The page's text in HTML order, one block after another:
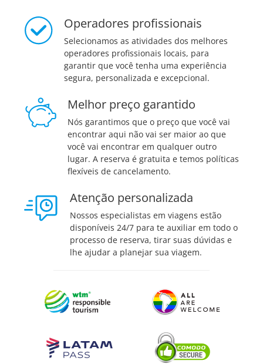
Operadores profissionais
Selecionamos as atividades dos melhores
operadores profissionais locais, para
garantir que você tenha uma experiência
segura, personalizada e excepcional.
Melhor preço garantido
Nós garantimos que o preço que você vai
encontrar aqui não vai ser maior ao que
você vai encontrar em qualquer outro
lugar. A reserva é gratuita e temos políticas
flexíveis de cancelamento.
Atenção personalizada
Nossos especialistas em viagens estão
disponíveis 24/7 para te auxiliar em todo o
processo de reserva, tirar suas dúvidas e
lhe ajudar a planejar sua viagem.